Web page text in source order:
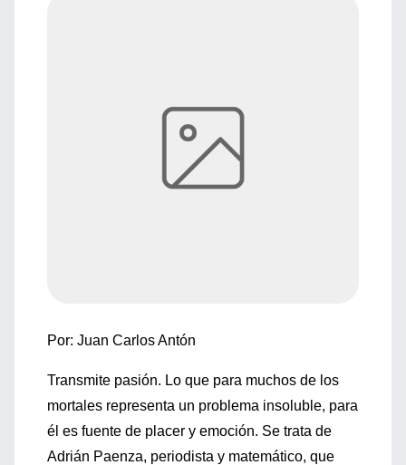
Por: Juan Carlos Antón
Transmite pasión. Lo que para muchos de los
mortales representa un problema insoluble, para
él es fuente de placer y emoción. Se trata de
Adrián Paenza, periodista y matemático, que